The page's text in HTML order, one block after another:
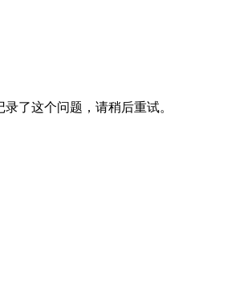
了这个问题，请稍后重试。